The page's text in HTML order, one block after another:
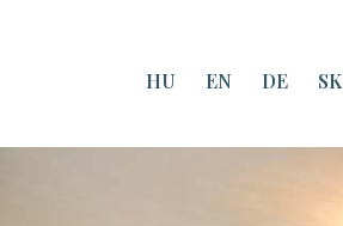
HU EN DE SK